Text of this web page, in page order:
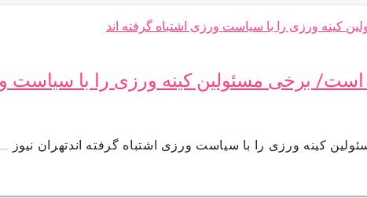
است/ برخی مسئولین کینه ورزی را با سیاست
کینه ورزی را با سیاست ورزی اشتباه گرفته اندتهران نیوز …